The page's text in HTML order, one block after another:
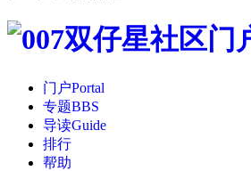
门户Portal
专题BBS
导读Guide
排行
帮助